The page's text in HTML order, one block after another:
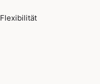
Flexibilität